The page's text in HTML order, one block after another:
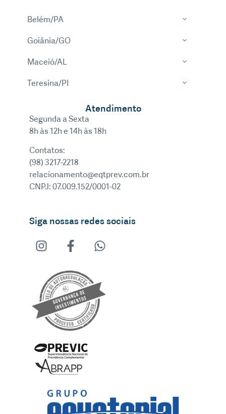
Belém/PA
Goiânia/GO
Maceió/AL
Teresina/PI
Atendimento
Segunda a Sexta
8h às 12h e 14h às 18h
Contatos:
(98) 3217-2218
relacionamento@eqtprev.com.br
CNPJ: 07.009.152/0001-02
Siga nossas redes sociais